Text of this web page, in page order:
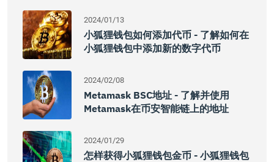
2024/01/13
小狐狸钱包如何添加代币 - 了解如何在
小狐狸钱包中添加新的数字代币
2024/02/08
Metamask BSC地址 - 了解并使用
Metamask在币安智能链上的地址
2024/01/29
怎样获得小狐狸钱包金币 - 小狐狸钱包